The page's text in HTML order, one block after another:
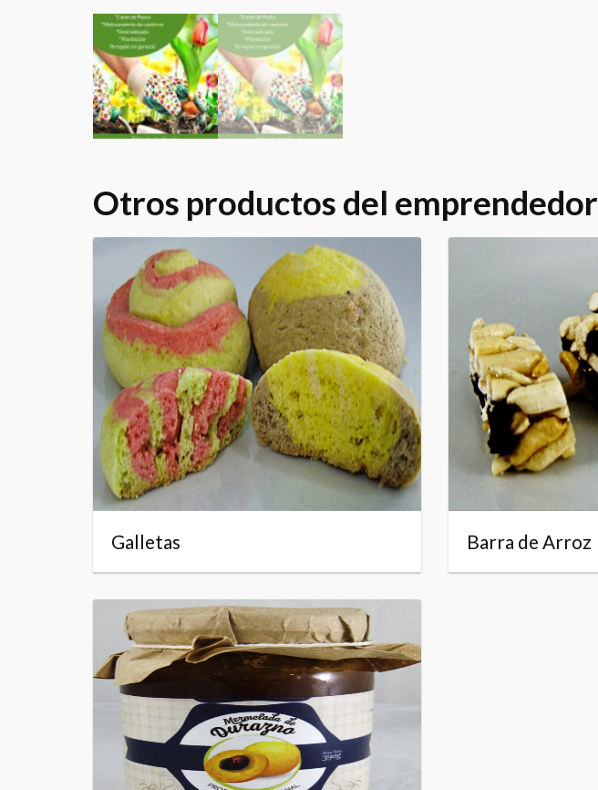
Otros productos del emprendedor
Galletas Barra de Arroz